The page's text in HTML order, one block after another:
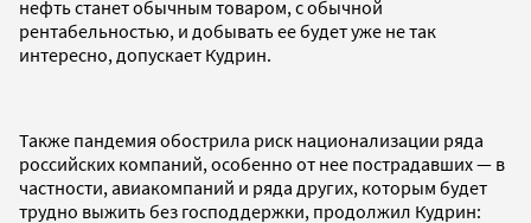
нефть станет обычным товаром, с обычной
рентабельностью, и добывать ее будет уже не так
интересно, допускает Кудрин.
Также пандемия обострила риск национализации ряда
российских компаний, особенно от нее пострадавших — в
частности, авиакомпаний и ряда других, которым будет
трудно выжить без господдержки, продолжил Кудрин: